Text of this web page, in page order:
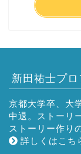
新田祐士プ
京都大学卒、大
中退。ストーリ
ストーリー作り
詳しくはこち